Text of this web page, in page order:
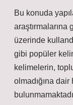
Bu konuda
üzerinde
gibi popüler
kelimelerin,
olmadığına